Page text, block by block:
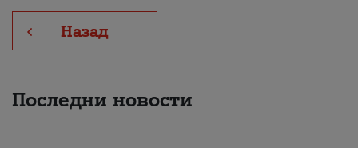
Назад
Последни новости